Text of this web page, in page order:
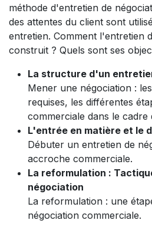
méthode d'entretien de
des attentes du client sont
entretien. Comment l'entretien
construit ? Quels sont ses
La structure d'un
Mener une négociation :
requises, les différentes
commerciale dans le cadre
L'entrée en matière et le
Débuter un entretien de
accroche commerciale.
La reformulation :
négociation
La reformulation : une
négociation commerciale.